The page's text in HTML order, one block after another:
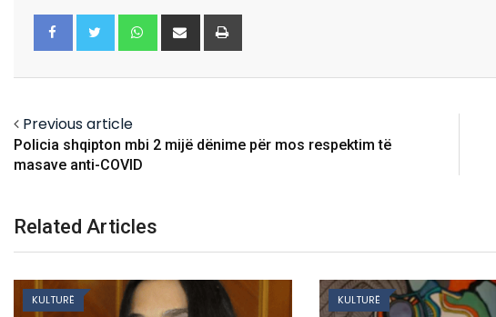
Whatsapp
Share
via
Previous article
Policia shqipton mbi 2 mijë dënime për mos respektim të
masave anti-COVID
Related Articles
KULTURË KULTURË